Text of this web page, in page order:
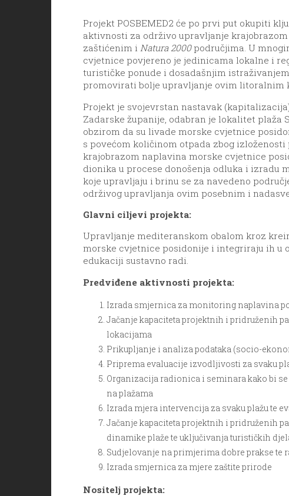
Projekt POSBEMED2 će po prvi put okupiti
aktivnosti za održivo upravljanje
zaštićenim i Natura 2000područjima. U
cvjetnice povjereno je jedinicama lokalne i
turističke ponude i dosadašnjim
promovirati bolje upravljanje ovim litoralnim
Projekt je svojevrstan nastavak
Zadarske županije, odabran je lokalitet plaža
obzirom da su livade morske cvjetnice
s povećom količinom otpada zbog
krajobrazom naplavina morske cvjetnice
dionika u procese donošenja odluka i izradu
koje upravljaju i brinu se za navedeno
održivog upravljanja ovim posebnim i
Glavni ciljevi projekta:
Upravljanje mediteranskom obalom kroz
morske cvjetnice posidonije i integriraju ih u
edukaciji sustavno radi.
Predviđene aktivnosti projekta:
Izrada smjernica za monitoring naplavina
Jačanje kapaciteta projektnih i pridruženih
lokacijama
Prikupljanje i analiza podataka (socio-
Priprema evaluacije izvodljivosti za svaku
Organizacija radionica i seminara kako bi
na plažama
Izrada mjera intervencija za svaku plažu te
Jačanje kapaciteta projektnih i pridruženih
dinamike plaže te uključivanja turističkih
Sudjelovanje na primjerima dobre prakse
Izrada smjernica za mjere zaštite prirode
Nositelj projekta: